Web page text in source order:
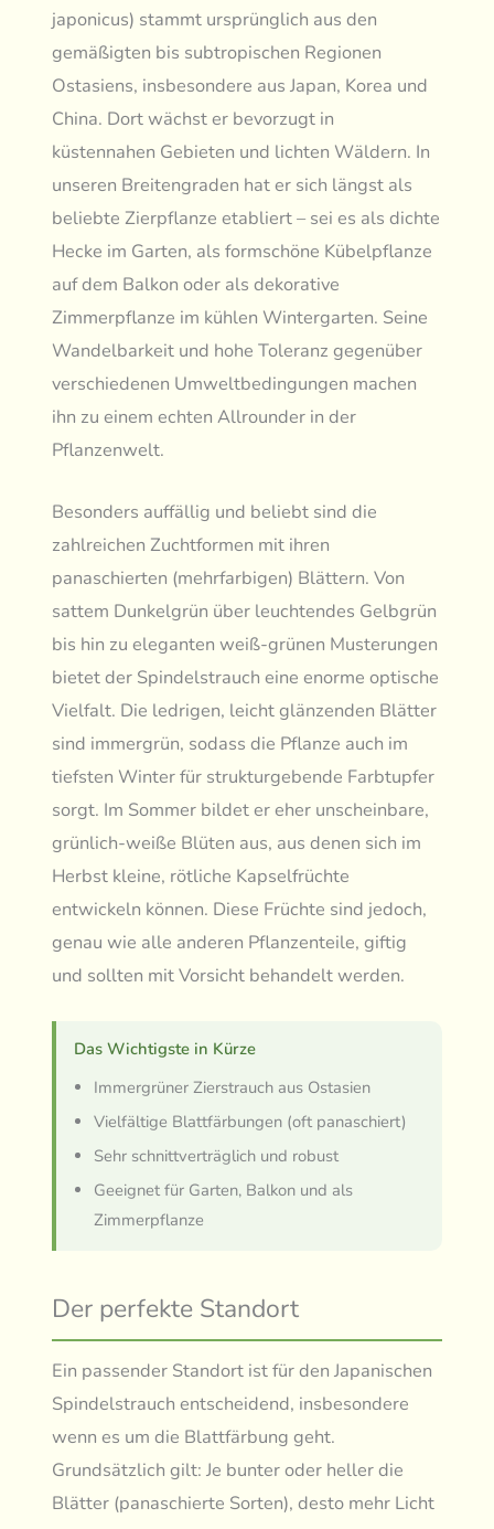
japonicus) stammt ursprünglich aus den
gemäßigten bis subtropischen Regionen
Ostasiens, insbesondere aus Japan, Korea und
China. Dort wächst er bevorzugt in
küstennahen Gebieten und lichten Wäldern. In
unseren Breitengraden hat er sich längst als
beliebte Zierpflanze etabliert – sei es als dichte
Hecke im Garten, als formschöne Kübelpflanze
auf dem Balkon oder als dekorative
Zimmerpflanze im kühlen Wintergarten. Seine
Wandelbarkeit und hohe Toleranz gegenüber
verschiedenen Umweltbedingungen machen
ihn zu einem echten Allrounder in der
Pflanzenwelt.
Besonders auffällig und beliebt sind die
zahlreichen Zuchtformen mit ihren
panaschierten (mehrfarbigen) Blättern. Von
sattem Dunkelgrün über leuchtendes Gelbgrün
bis hin zu eleganten weiß-grünen Musterungen
bietet der Spindelstrauch eine enorme optische
Vielfalt. Die ledrigen, leicht glänzenden Blätter
sind immergrün, sodass die Pflanze auch im
tiefsten Winter für strukturgebende Farbtupfer
sorgt. Im Sommer bildet er eher unscheinbare,
grünlich-weiße Blüten aus, aus denen sich im
Herbst kleine, rötliche Kapselfrüchte
entwickeln können. Diese Früchte sind jedoch,
genau wie alle anderen Pflanzenteile, giftig
und sollten mit Vorsicht behandelt werden.
Das Wichtigste in Kürze
Immergrüner Zierstrauch aus Ostasien
Vielfältige Blattfärbungen (oft panaschiert)
Sehr schnittverträglich und robust
Geeignet für Garten, Balkon und als
Zimmerpflanze
Der perfekte Standort
Ein passender Standort ist für den Japanischen
Spindelstrauch entscheidend, insbesondere
wenn es um die Blattfärbung geht.
Grundsätzlich gilt: Je bunter oder heller die
Blätter (panaschierte Sorten), desto mehr Licht